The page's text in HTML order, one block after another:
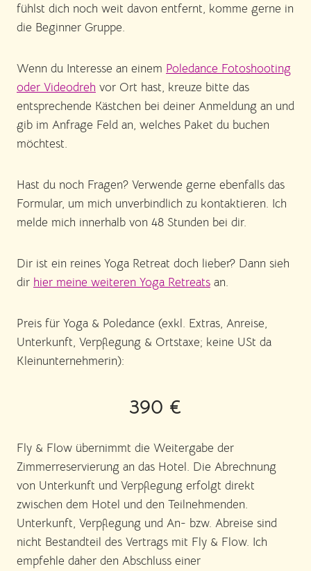
fühlst dich noch weit davon entfernt, komme gerne in
die Beginner Gruppe.
Wenn du Interesse an einem Poledance Fotoshooting
oder Videodreh vor Ort hast, kreuze bitte das
entsprechende Kästchen bei deiner Anmeldung an und
gib im Anfrage Feld an, welches Paket du buchen
möchtest.
Hast du noch Fragen? Verwende gerne ebenfalls das
Formular, um mich unverbindlich zu kontaktieren. Ich
melde mich innerhalb von 48 Stunden bei dir.
Dir ist ein reines Yoga Retreat doch lieber? Dann sieh
dir hier meine weiteren Yoga Retreats an.
Preis für Yoga & Poledance (exkl. Extras, Anreise,
Unterkunft, Verpflegung & Ortstaxe; keine USt da
Kleinunternehmerin):
390 €
Fly & Flow übernimmt die Weitergabe der
Zimmerreservierung an das Hotel. Die Abrechnung
von Unterkunft und Verpflegung erfolgt direkt
zwischen dem Hotel und den Teilnehmenden.
Unterkunft, Verpflegung und An- bzw. Abreise sind
nicht Bestandteil des Vertrags mit Fly & Flow. Ich
empfehle daher den Abschluss einer